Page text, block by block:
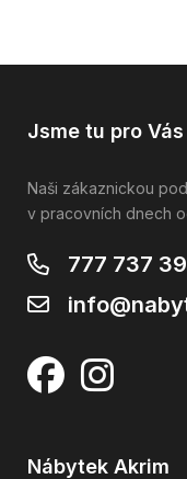
Jsme tu pro Vás
Naši zákaznickou
v pracovních dnech
777 737
Nábytek Akrim